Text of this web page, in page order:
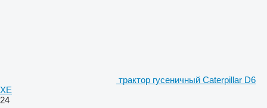
трактор гусеничный Caterpillar D6
XE
24